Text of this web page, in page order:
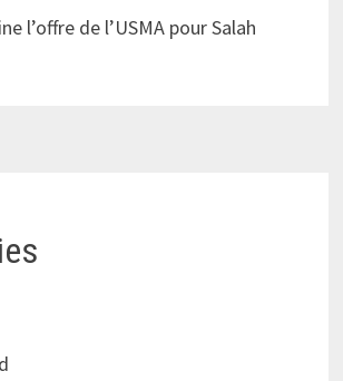
l’offre de l’USMA pour Salah